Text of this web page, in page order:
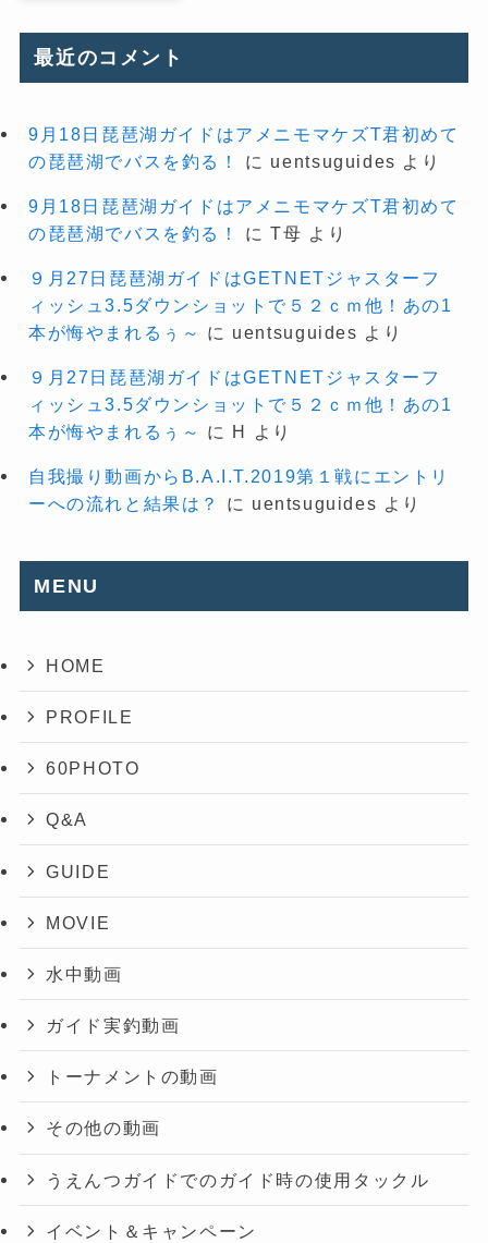
最近のコメント
9月18日琵琶湖ガイドはアメニモマケズT君初めて
の琵琶湖でバスを釣る！
に uentsuguides より
9月18日琵琶湖ガイドはアメニモマケズT君初めて
の琵琶湖でバスを釣る！
にT母 より
９月27日琵琶湖ガイドはGETNETジャスターフ
ィッシュ3.5ダウンショットで５２ｃｍ他！あの1
本が悔やまれるぅ～
に uentsuguides より
９月27日琵琶湖ガイドはGETNETジャスターフ
ィッシュ3.5ダウンショットで５２ｃｍ他！あの1
本が悔やまれるぅ～
に H より
自我撮り動画からB.A.I.T.2019第１戦にエントリ
ーへの流れと結果は？
に uentsuguides より
MENU
HOME
PROFILE
60PHOTO
Q&A
GUIDE
MOVIE
水中動画
ガイド実釣動画
トーナメントの動画
その他の動画
うえんつガイドでのガイド時の使用タックル
イベント＆キャンペーン